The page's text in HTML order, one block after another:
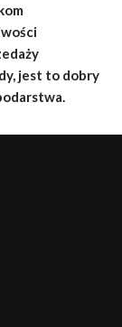
jest to dobry